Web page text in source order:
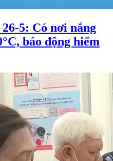
5: Có nơi nắng
báo động hiểm